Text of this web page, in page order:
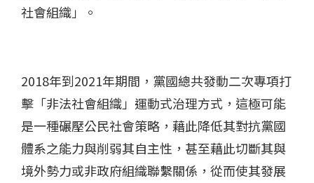
社會組織」。
2018年到2021年期間，黨國總共發動二次專項打
擊「非法社會組織」運動式治理方式，這極可能
是一種碾壓公民社會策略，藉此降低其對抗黨國
體系之能力與削弱其自主性，甚至藉此切斷其與
境外勢力或非政府組織聯繫關係，從而使其發展